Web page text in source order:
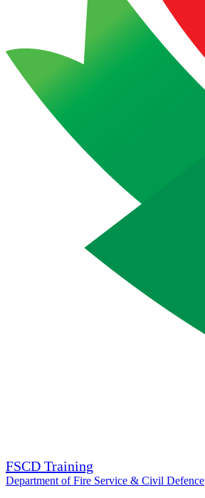
FSCD Training
Department of Fire Service & Civil Defence